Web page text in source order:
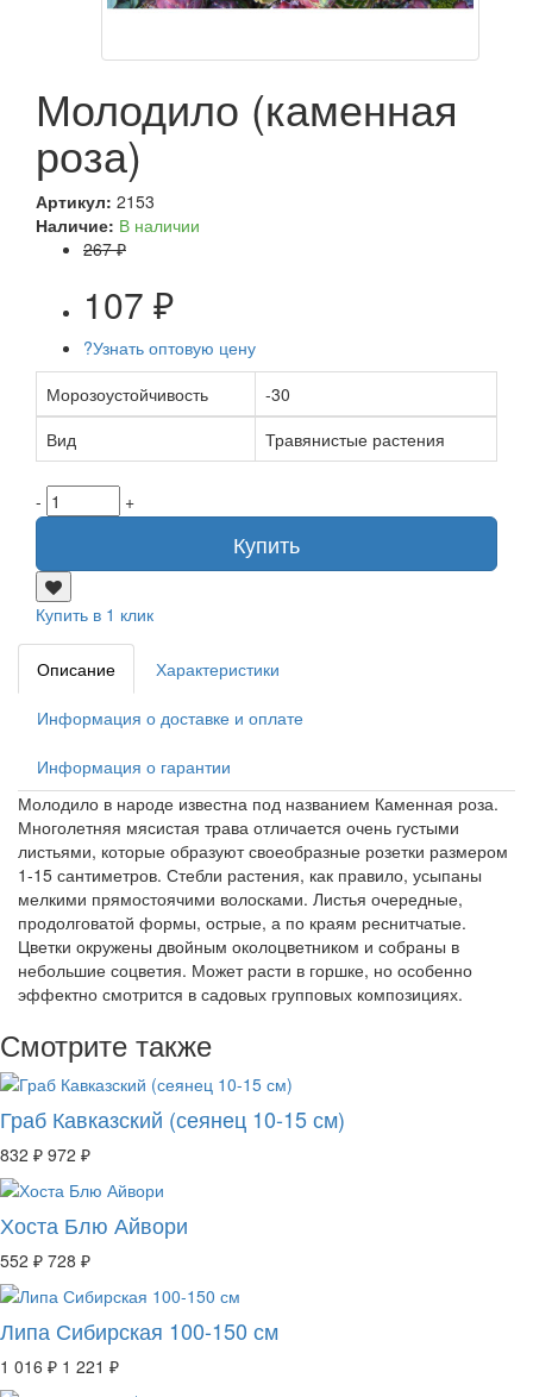
Молодило (каменная
роза)
Артикул: 2153
Наличие: В наличии
267 ₽
107 ₽
?Узнать оптовую цену
Морозоустойчивость
-30
Вид
Травянистые растения
- +
Купить
Купить в 1 клик
Описание Характеристики
Информация о доставке и оплате
Информация о гарантии
Молодило в народе известна под названием Каменная роза.
Многолетняя мясистая трава отличается очень густыми
листьями, которые образуют своеобразные розетки размером
1-15 сантиметров. Стебли растения, как правило, усыпаны
мелкими прямостоячими волосками. Листья очередные,
продолговатой формы, острые, а по краям реснитчатые.
Цветки окружены двойным околоцветником и собраны в
небольшие соцветия. Может расти в горшке, но особенно
эффектно смотрится в садовых групповых композициях.
Смотрите также
Граб Кавказский (сеянец 10-15 см)
832 ₽ 972 ₽
Хоста Блю Айвори
552 ₽ 728 ₽
Липа Сибирская 100-150 см
1 016 ₽ 1 221 ₽